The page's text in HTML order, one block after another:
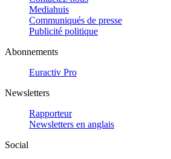
Mediahuis
Communiqués de presse
Publicité politique
Abonnements
Euractiv Pro
Newsletters
Rapporteur
Newsletters en anglais
Social